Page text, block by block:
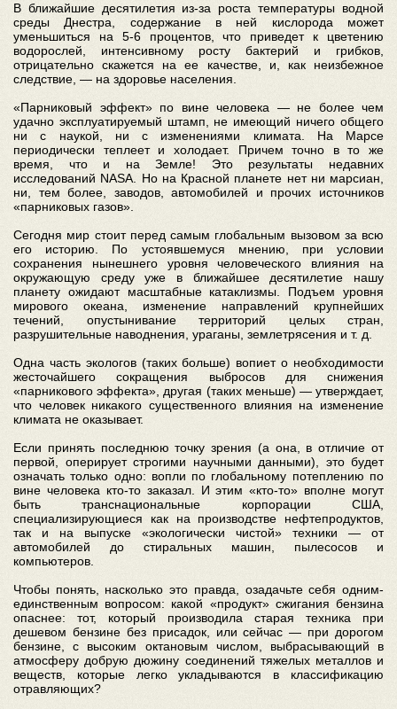
В ближайшие десятилетия из-за роста температуры водной
среды Днестра, содержание в ней кислорода может
уменьшиться на 5‑6 процентов, что приведет к цветению
водорослей, интенсивному росту бактерий и грибков,
отрицательно скажется на ее качестве, и, как неизбежное
следствие, — на здоровье населения.
«Парниковый эффект» по вине человека — не более чем
удачно эксплуатируемый штамп, не имеющий ничего общего
ни с наукой, ни с изменениями климата. На Марсе
периодически теплеет и холодает. Причем точно в то же
время, что и на Земле! Это результаты недавних
исследований NASA. Но на Красной планете нет ни марсиан,
ни, тем более, заводов, автомобилей и прочих источников
«парниковых газов».
Сегодня мир стоит перед самым глобальным вызовом за всю
его историю. По устоявшемуся мнению, при условии
сохранения нынешнего уровня человеческого влияния на
окружающую среду уже в ближайшее десятилетие нашу
планету ожидают масштабные катаклизмы. Подъем уровня
мирового океана, изменение направлений крупнейших
течений, опустынивание территорий целых стран,
разрушительные наводнения, ураганы, землетрясения и т. д.
Одна часть экологов (таких больше) вопиет о необходимости
жесточайшего сокращения выбросов для снижения
«парникового эффекта», другая (таких меньше) — утверждает,
что человек никакого существенного влияния на изменение
климата не оказывает.
Если принять последнюю точку зрения (а она, в отличие от
первой, оперирует строгими научными данными), это будет
означать только одно: вопли по глобальному потеплению по
вине человека кто-то заказал. И этим «кто-то» вполне могут
быть транснациональные корпорации США,
специализирующиеся как на производстве нефтепродуктов,
так и на выпуске «экологически чистой» техники — от
автомобилей до стиральных машин, пылесосов и
компьютеров.
Чтобы понять, насколько это правда, озадачьте себя одним-
единственным вопросом: какой «продукт» сжигания бензина
опаснее: тот, который производила старая техника при
дешевом бензине без присадок, или сейчас — при дорогом
бензине, с высоким октановым числом, выбрасывающий в
атмосферу добрую дюжину соединений тяжелых металлов и
веществ, которые легко укладываются в классификацию
отравляющих?